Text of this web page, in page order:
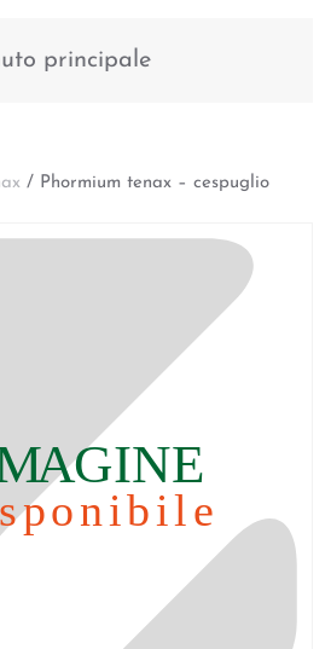
principale
/ Phormium tenax – cespuglio